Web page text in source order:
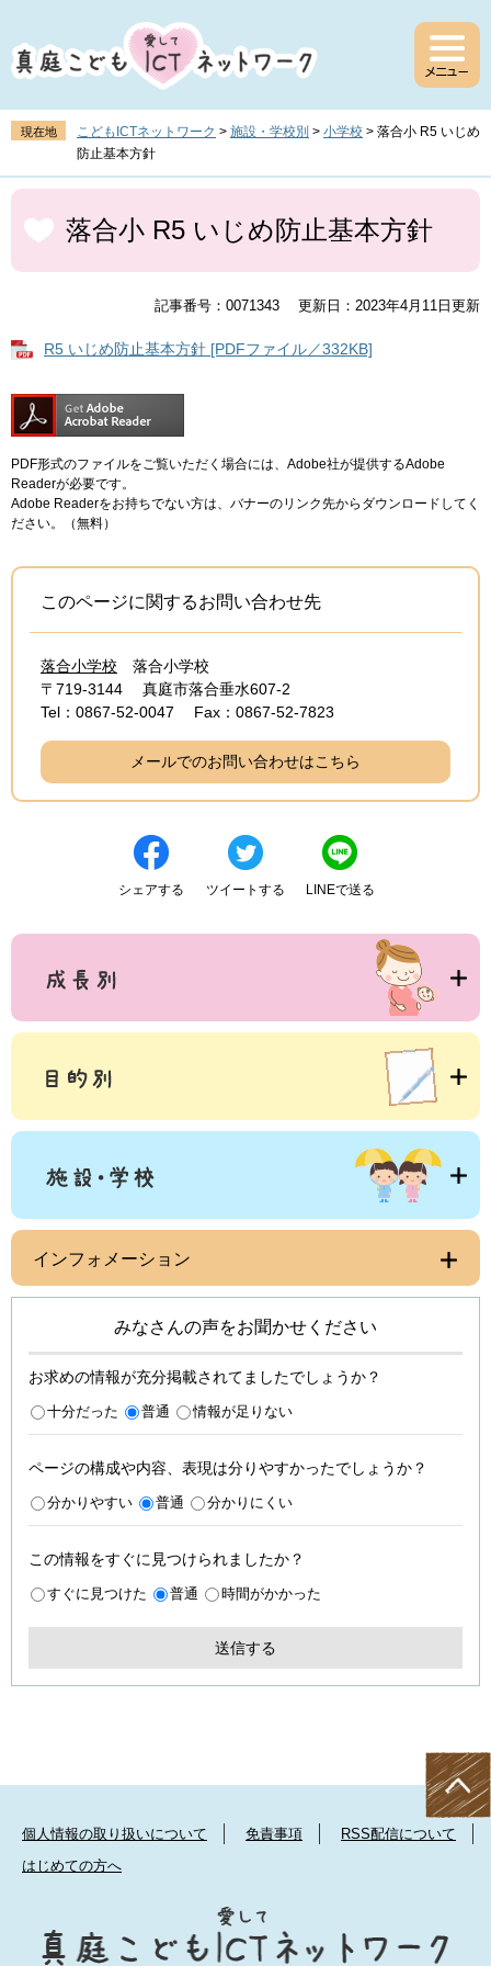
ジ
の
頭
す
。
ュ
ー
飛
し
て
へ
現在地 こどもICTネットワーク > 施設・学校別 > 小学校 > 落合小 R5 いじめ
防止基本方針
本
文
落合小 R5 いじめ防止基本方針
記事番号：0071343 更新日：2023年4月11日更新
R5 いじめ防止基本方針 [PDFファイル／332KB]
PDF形式のファイルをご覧いただく場合には、Adobe社が提供するAdobe
Readerが必要です。
Adobe Readerをお持ちでない方は、バナーのリンク先からダウンロードしてく
ださい。（無料）
このページに関するお問い合わせ先
落合小学校
落合小学校
〒719-3144
真庭市落合垂水607-2
Tel：0867-52-0047
Fax：0867-52-7823
メールでのお問い合わせはこちら
シェアする ツイートする LINEで送る
インフォメーション
みなさんの声をお聞かせください
お求めの情報が充分掲載されてましたでしょうか？
十分だった 普通 情報が足りない
ページの構成や内容、表現は分りやすかったでしょうか？
分かりやすい 普通 分かりにくい
この情報をすぐに見つけられましたか？
すぐに見つけた 普通 時間がかかった
個人情報の取り扱いについて 免責事項
RSS配信について
はじめての方へ